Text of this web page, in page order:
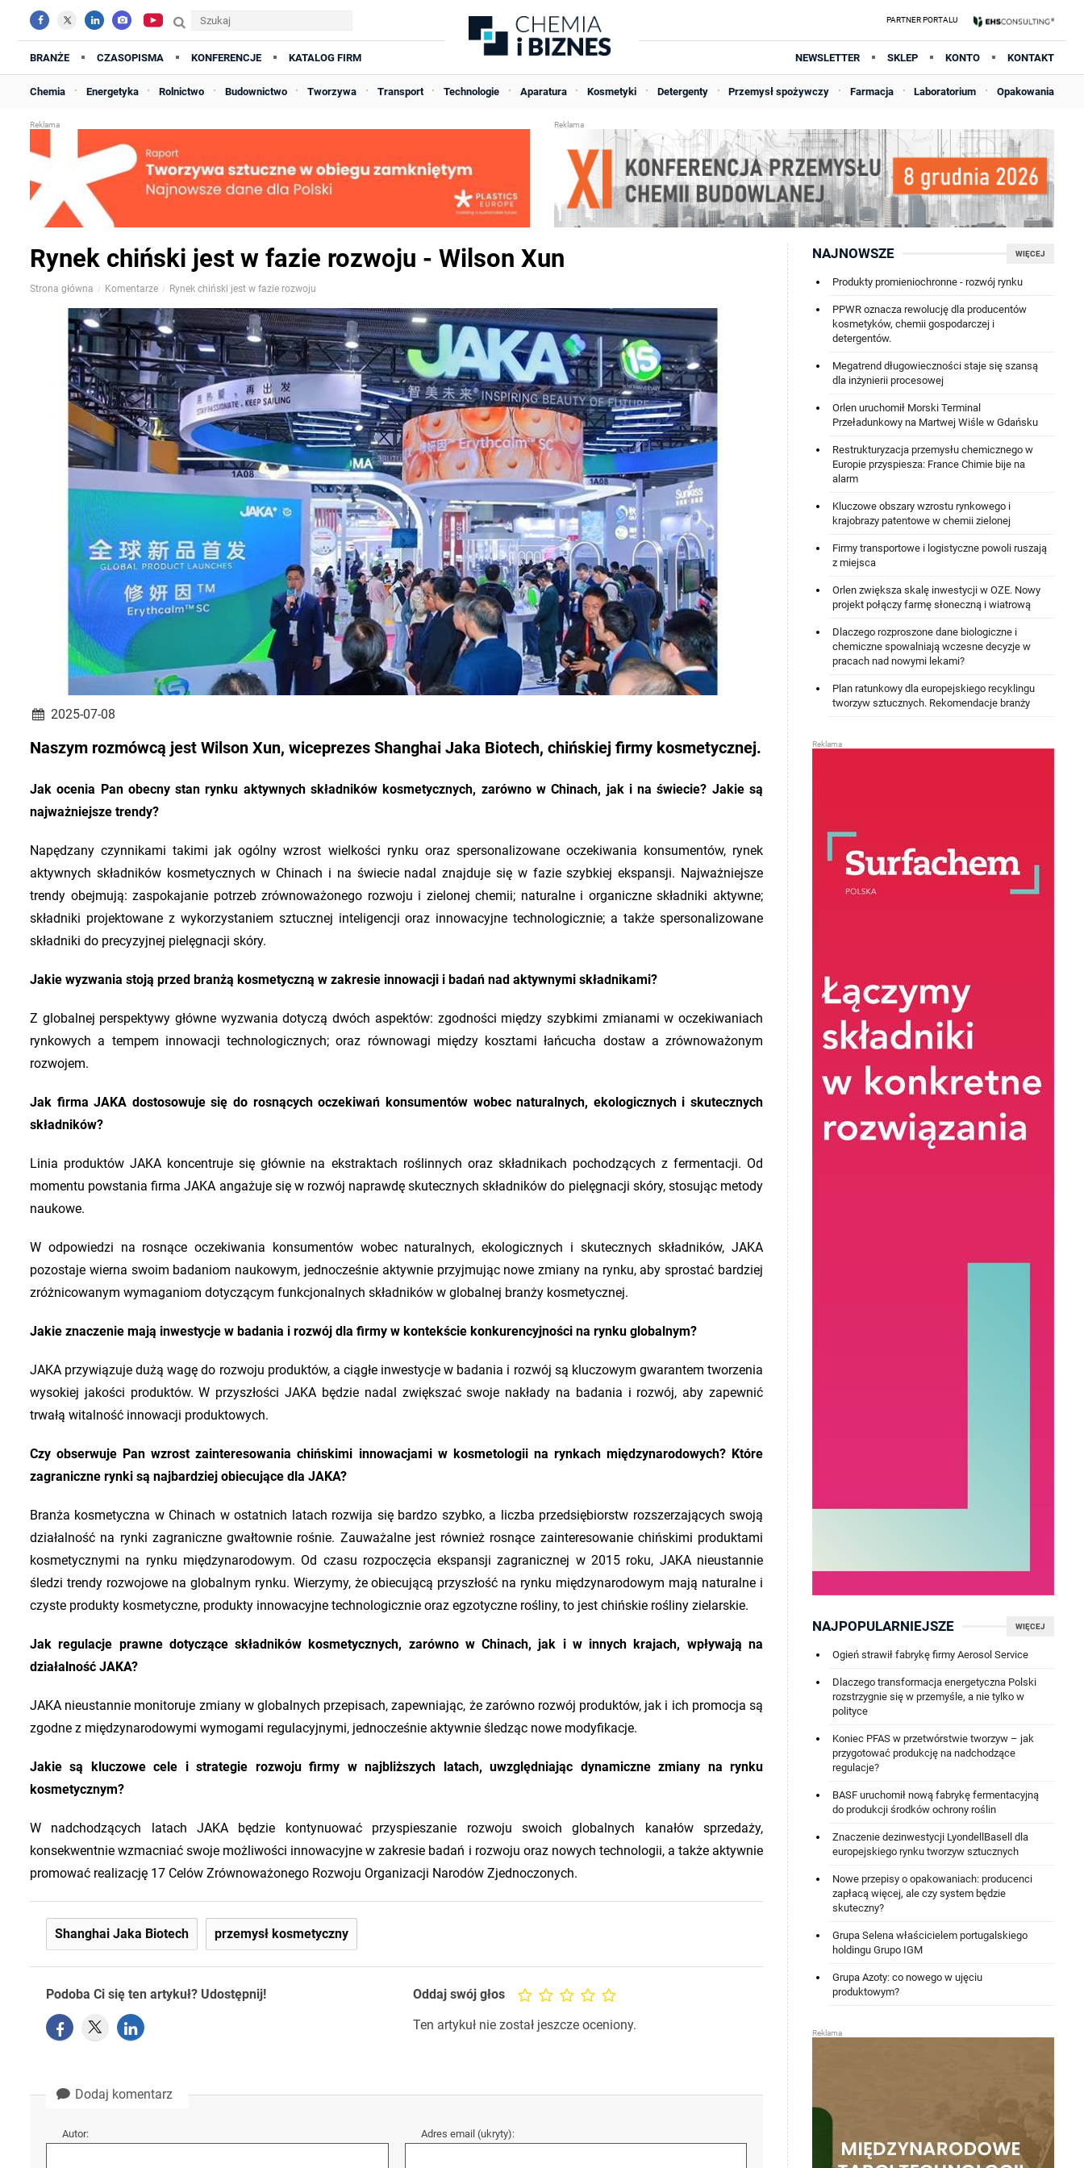
BRANŻE CZASOPISMA KONFERENCJE KATALOG FIRM NEWSLETTER SKLEP KONTO KONTAKT
Chemia Energetyka Rolnictwo Budownictwo Tworzywa Transport Technologie Aparatura Kosmetyki Detergenty Przemysł spożywczy Farmacja Laboratorium Opakowania
Rynek chiński jest w fazie rozwoju - Wilson Xun
Strona główna Komentarze Rynek chiński jest w fazie rozwoju
2025-07-08
Naszym rozmówcą jest Wilson Xun, wiceprezes Shanghai Jaka Biotech, chińskiej firmy kosmetycznej.
Jak ocenia Pan obecny stan rynku aktywnych składników kosmetycznych, zarówno w Chinach, jak i na świecie? Jakie są
najważniejsze trendy?
Napędzany czynnikami takimi jak ogólny wzrost wielkości rynku oraz spersonalizowane oczekiwania konsumentów, rynek
aktywnych składników kosmetycznych w Chinach i na świecie nadal znajduje się w fazie szybkiej ekspansji. Najważniejsze
trendy obejmują: zaspokajanie potrzeb zrównoważonego rozwoju i zielonej chemii; naturalne i organiczne składniki aktywne;
składniki projektowane z wykorzystaniem sztucznej inteligencji oraz innowacyjne technologicznie; a także spersonalizowane
składniki do precyzyjnej pielęgnacji skóry.
Jakie wyzwania stoją przed branżą kosmetyczną w zakresie innowacji i badań nad aktywnymi składnikami?
Z globalnej perspektywy główne wyzwania dotyczą dwóch aspektów: zgodności między szybkimi zmianami w oczekiwaniach
rynkowych a tempem innowacji technologicznych; oraz równowagi między kosztami łańcucha dostaw a zrównoważonym
rozwojem.
Jak firma JAKA dostosowuje się do rosnących oczekiwań konsumentów wobec naturalnych, ekologicznych i skutecznych
składników?
Linia produktów JAKA koncentruje się głównie na ekstraktach roślinnych oraz składnikach pochodzących z fermentacji. Od
momentu powstania firma JAKA angażuje się w rozwój naprawdę skutecznych składników do pielęgnacji skóry, stosując metody
naukowe.
W odpowiedzi na rosnące oczekiwania konsumentów wobec naturalnych, ekologicznych i skutecznych składników, JAKA
pozostaje wierna swoim badaniom naukowym, jednocześnie aktywnie przyjmując nowe zmiany na rynku, aby sprostać bardziej
zróżnicowanym wymaganiom dotyczącym funkcjonalnych składników w globalnej branży kosmetycznej.
Jakie znaczenie mają inwestycje w badania i rozwój dla firmy w kontekście konkurencyjności na rynku globalnym?
JAKA przywiązuje dużą wagę do rozwoju produktów, a ciągłe inwestycje w badania i rozwój są kluczowym gwarantem tworzenia
wysokiej jakości produktów. W przyszłości JAKA będzie nadal zwiększać swoje nakłady na badania i rozwój, aby zapewnić
trwałą witalność innowacji produktowych.
Czy obserwuje Pan wzrost zainteresowania chińskimi innowacjami w kosmetologii na rynkach międzynarodowych? Które
zagraniczne rynki są najbardziej obiecujące dla JAKA?
Branża kosmetyczna w Chinach w ostatnich latach rozwija się bardzo szybko, a liczba przedsiębiorstw rozszerzających swoją
działalność na rynki zagraniczne gwałtownie rośnie. Zauważalne jest również rosnące zainteresowanie chińskimi produktami
kosmetycznymi na rynku międzynarodowym. Od czasu rozpoczęcia ekspansji zagranicznej w 2015 roku, JAKA nieustannie
śledzi trendy rozwojowe na globalnym rynku. Wierzymy, że obiecującą przyszłość na rynku międzynarodowym mają naturalne i
czyste produkty kosmetyczne, produkty innowacyjne technologicznie oraz egzotyczne rośliny, to jest chińskie rośliny zielarskie.
Jak regulacje prawne dotyczące składników kosmetycznych, zarówno w Chinach, jak i w innych krajach, wpływają na
działalność JAKA?
JAKA nieustannie monitoruje zmiany w globalnych przepisach, zapewniając, że zarówno rozwój produktów, jak i ich promocja są
zgodne z międzynarodowymi wymogami regulacyjnymi, jednocześnie aktywnie śledząc nowe modyfikacje.
Jakie są kluczowe cele i strategie rozwoju firmy w najbliższych latach, uwzględniając dynamiczne zmiany na rynku
kosmetycznym?
W nadchodzących latach JAKA będzie kontynuować przyspieszanie rozwoju swoich globalnych kanałów sprzedaży,
konsekwentnie wzmacniać swoje możliwości innowacyjne w zakresie badań i rozwoju oraz nowych technologii, a także aktywnie
promować realizację 17 Celów Zrównoważonego Rozwoju Organizacji Narodów Zjednoczonych.
Shanghai Jaka Biotech przemysł kosmetyczny
Podoba Ci się ten artykuł? Udostępnij! Oddaj swój głos
Ten artykuł nie został jeszcze oceniony.
Dodaj komentarz
Autor: Adres email (ukryty):
WIĘCEJ
NAJNOWSZE
Produkty promieniochronne - rozwój rynku
PPWR oznacza rewolucję dla producentów
kosmetyków, chemii gospodarczej i
detergentów.
Megatrend długowieczności staje się szansą
dla inżynierii procesowej
Orlen uruchomił Morski Terminal
Przeładunkowy na Martwej Wiśle w Gdańsku
Restrukturyzacja przemysłu chemicznego w
Europie przyspiesza: France Chimie bije na
alarm
Kluczowe obszary wzrostu rynkowego i
krajobrazy patentowe w chemii zielonej
Firmy transportowe i logistyczne powoli ruszają
z miejsca
Orlen zwiększa skalę inwestycji w OZE. Nowy
projekt połączy farmę słoneczną i wiatrową
Dlaczego rozproszone dane biologiczne i
chemiczne spowalniają wczesne decyzje w
pracach nad nowymi lekami?
Plan ratunkowy dla europejskiego recyklingu
tworzyw sztucznych. Rekomendacje branży
WIĘCEJ
NAJPOPULARNIEJSZE
Ogień strawił fabrykę firmy Aerosol Service
Dlaczego transformacja energetyczna Polski
rozstrzygnie się w przemyśle, a nie tylko w
polityce
Koniec PFAS w przetwórstwie tworzyw – jak
przygotować produkcję na nadchodzące
regulacje?
BASF uruchomił nową fabrykę fermentacyjną
do produkcji środków ochrony roślin
Znaczenie dezinwestycji LyondellBasell dla
europejskiego rynku tworzyw sztucznych
Nowe przepisy o opakowaniach: producenci
zapłacą więcej, ale czy system będzie
skuteczny?
Grupa Selena właścicielem portugalskiego
holdingu Grupo IGM
Grupa Azoty: co nowego w ujęciu
produktowym?